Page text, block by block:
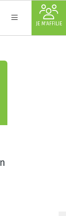
JE M'AFFILIE